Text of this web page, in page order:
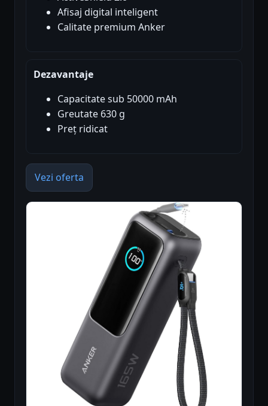
Afisaj digital inteligent
Calitate premium Anker
Dezavantaje
Capacitate sub 50000 mAh
Greutate 630 g
Preț ridicat
Vezi oferta